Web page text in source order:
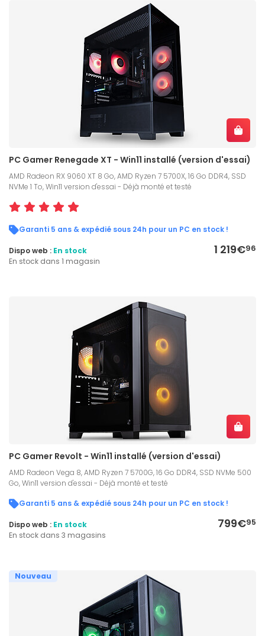
PC Gamer Renegade XT - Win11 installé (version d'essai)
AMD Radeon RX 9060 XT 8 Go, AMD Ryzen 7 5700X, 16 Go DDR4, SSD
NVMe 1 To, Win11 version d'essai - Déjà monté et testé
Garanti 5 ans & expédié sous 24h pour un PC en stock !
1 219€96
Dispo web : En stock
En stock dans 1 magasin
PC Gamer Revolt - Win11 installé (version d'essai)
AMD Radeon Vega 8, AMD Ryzen 7 5700G, 16 Go DDR4, SSD NVMe 500
Go, Win11 version d'essai - Déjà monté et testé
Garanti 5 ans & expédié sous 24h pour un PC en stock !
799€95
Dispo web : En stock
En stock dans 3 magasins
Nouveau